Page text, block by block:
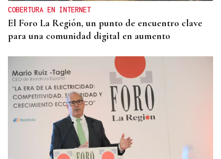
COBERTURA EN INTERNET
El Foro La Región, un punto de encuentro clave
para una comunidad digital en aumento